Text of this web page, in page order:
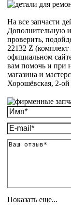
На все запчасти
Дополнительную
проверить,
22132 Z
официальном
вам помочь и при
магазина и
Хорошёвская, 2-
Показать еще...